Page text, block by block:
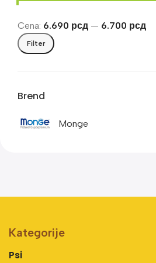
Filter
Cena: 6.690 рсд — 6.700 рсд
Brend
Monge
Kategorije
Psi